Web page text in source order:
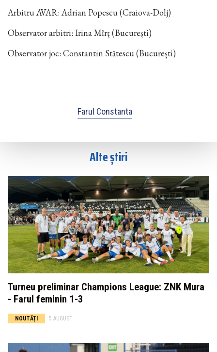
Arbitru AVAR: Adrian Popescu (Craiova-Dolj)
Observator arbitri: Irina Mîrț (București)
Observator joc: Constantin Stătescu (București)
Farul Constanta
Alte știri
Turneu preliminar Champions League: ZNK Mura
- Farul feminin 1-3
NOUTĂȚI 5 AUGUST